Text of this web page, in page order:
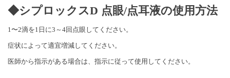
◆シプロックスD 点眼/点耳液の使用方法
1〜2滴を1日に3～4回点眼してください。
症状によって適宜増減してください。
医師から指示がある場合は、指示に従って使用してください。